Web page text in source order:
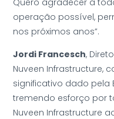
Quero agradecer a
operação possível,
nos próximos anos”.
Jordi Francesch,
Nuveen Infrastructure,
significativo dado pela
tremendo esforço por
Nuveen Infrastructure